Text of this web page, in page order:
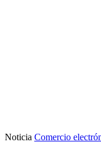
Noticia Comercio